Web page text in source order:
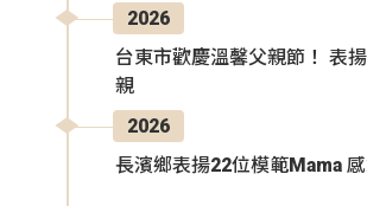
2026
台東市歡慶溫馨父親節！ 表
親
2026
長濱鄉表揚22位模範Mama